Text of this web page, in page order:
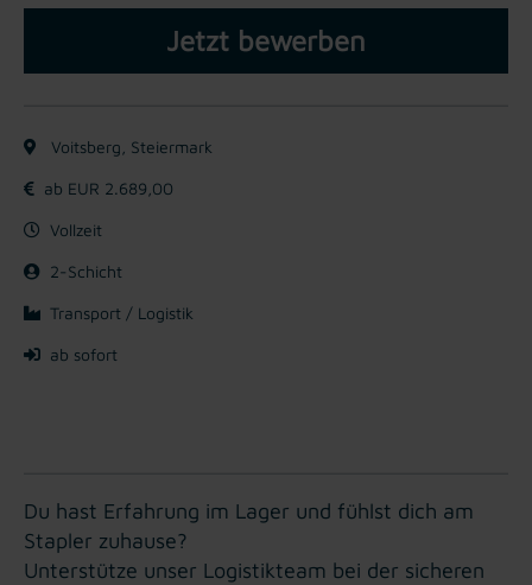
Jetzt bewerben
Voitsberg, Steiermark
ab EUR 2.689,00
Vollzeit
2-Schicht
Transport / Logistik
ab sofort
Du hast Erfahrung im Lager und fühlst dich am
Stapler zuhause?
Unterstütze unser Logistikteam bei der sicheren